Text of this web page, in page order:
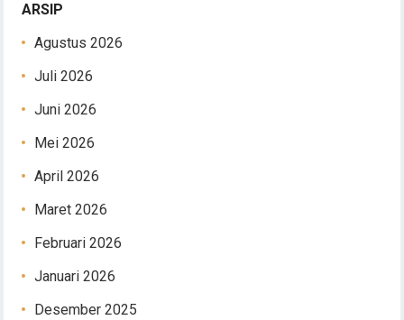
ARSIP
Agustus 2026
Juli 2026
Juni 2026
Mei 2026
April 2026
Maret 2026
Februari 2026
Januari 2026
Desember 2025